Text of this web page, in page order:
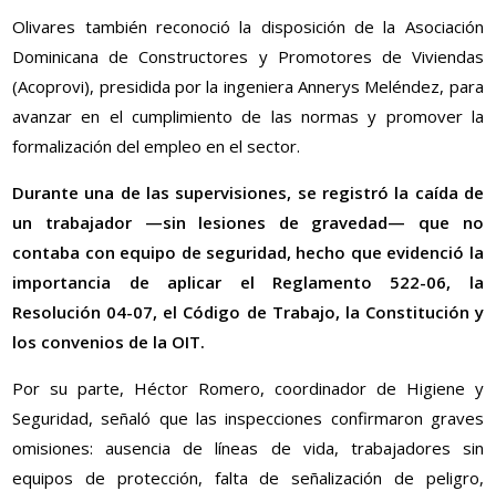
Olivares también reconoció la disposición de la Asociación
Dominicana de Constructores y Promotores de Viviendas
(Acoprovi), presidida por la ingeniera Annerys Meléndez, para
avanzar en el cumplimiento de las normas y promover la
formalización del empleo en el sector.
Durante una de las supervisiones, se registró la caída de
un trabajador —sin lesiones de gravedad— que no
contaba con equipo de seguridad, hecho que evidenció la
importancia de aplicar el Reglamento 522-06, la
Resolución 04-07, el Código de Trabajo, la Constitución y
los convenios de la OIT.
Por su parte, Héctor Romero, coordinador de Higiene y
Seguridad, señaló que las inspecciones confirmaron graves
omisiones: ausencia de líneas de vida, trabajadores sin
equipos de protección, falta de señalización de peligro,